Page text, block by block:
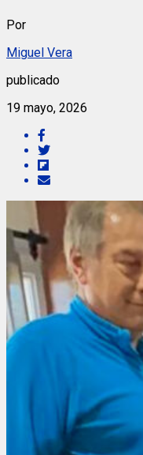
Por
Miguel Vera
publicado
19 mayo, 2026